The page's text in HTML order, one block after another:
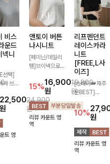
비스
운드
니
선택]
과 브이
디자
향에
가능
니트
실루
러운
로 단독
22,500
원
24,900
원
트 영
앤토이 버튼
나시니트
[페미닌/데일리
템]브이넥으로
베이직한 디자인
의이너로 단독으
로도 언제나 만
능 아이템!산뜻
한 여름, 시원하
게 보내요 :) ♡
15%16,900
원
19,800
원
리뷰 카운트 영
역
리프펜던트
레이스카라
니트
[FREE,L사
이즈]
[스테디👑재주
문BEST]
사랑스러움 가득
담은 카라 니트
에 펜던트 포인
트까지 톡-톡 얼
굴을 밝혀주는
컬러와 함께 해
요-
10%원
리뷰 카운트 영
역